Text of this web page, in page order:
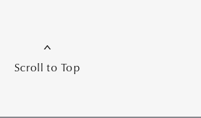
Scroll to Top